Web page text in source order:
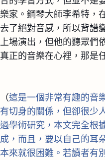
樂家。鋼琴大師李希特，
去了絕對音感，所以背譜
上場演出，但他的聽眾們
真正的音樂在心裡，那是
（這是一個非常有趣的音
有切身的關係，但卻很少
過學術研究，本文完全根
成，而且，要以自己的耳
本來就很困難。若讀者有